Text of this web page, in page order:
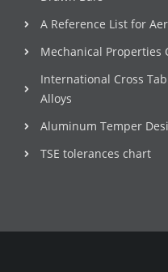
A Reference List for
Mechanical Properties
International Cross
Alloys
Aluminum Temper
TSE tolerances chart